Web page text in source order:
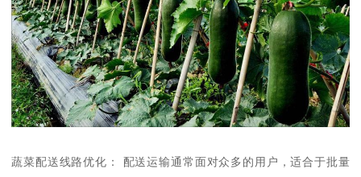
蔬菜配送线路优化： 配送运输通常面对众多的用户，适合于批量